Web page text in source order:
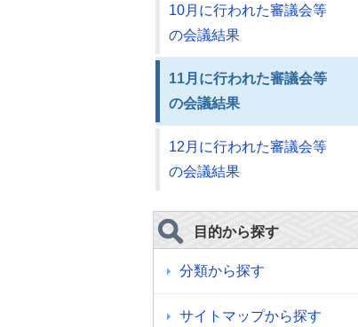
10月に行われた審議会等
の会議結果
11月に行われた審議会等
の会議結果
12月に行われた審議会等
の会議結果
目的から探す
分類から探す
サイトマップから探す